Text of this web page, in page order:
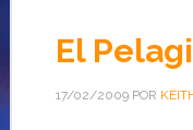
El
17/02/2009POR